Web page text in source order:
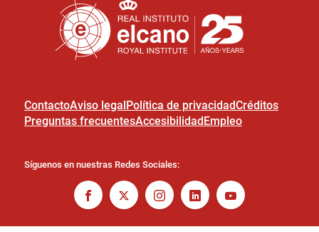
ContactoAviso legalPolítica de privacidadCréditos
Preguntas frecuentesAccesibilidadEmpleo
Síguenos en nuestras Redes Sociales: